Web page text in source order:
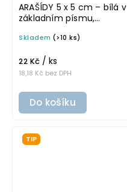
ARAŠÍDY 5 x 5 cm – bílá v
základním písmu,
na potravinové dózy
Skladem (>10 ks)
18,18 Kč bez DPH
22 Kč / ks
Do košíku
TIP